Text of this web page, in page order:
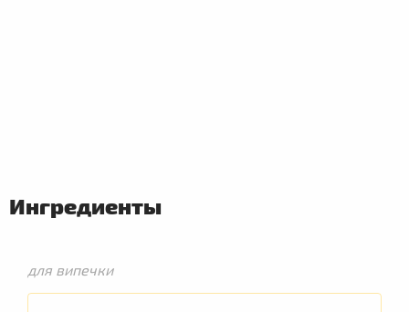
Ингредиенты
для випечки